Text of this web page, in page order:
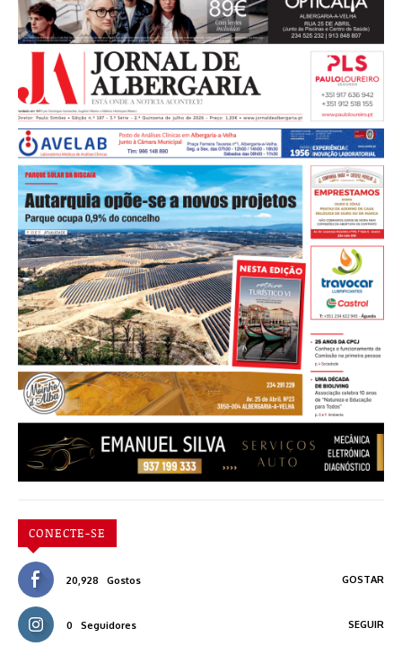
CONECTE-SE
20,928 Gostos GOSTAR
0 Seguidores SEGUIR